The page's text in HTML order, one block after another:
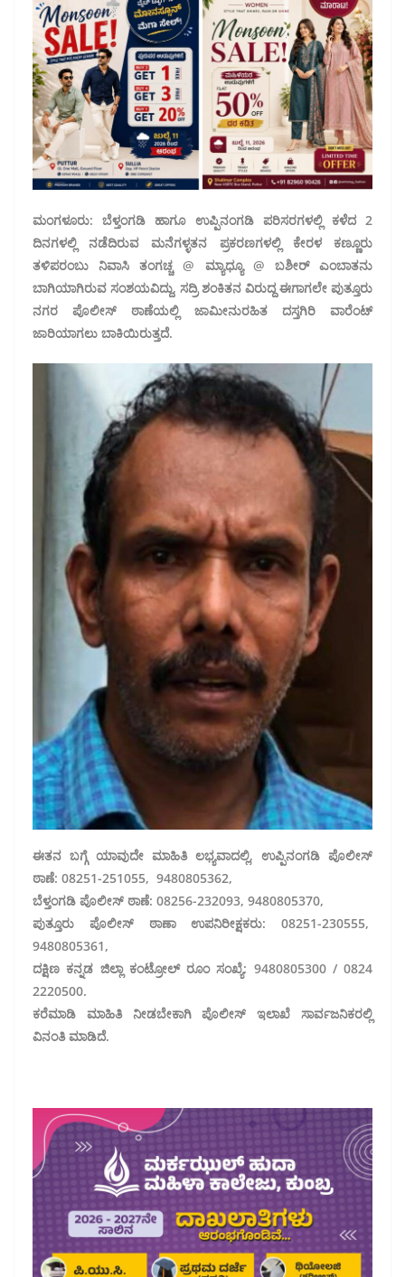
ಮಂಗಳೂರು: ಬೆಳ್ತಂಗಡಿ ಹಾಗೂ ಉಪ್ಪಿನಂಗಡಿ ಪರಿಸರಗಳಲ್ಲಿ ಕಳೆದ 2
ದಿನಗಳಲ್ಲಿ ನಡೆದಿರುವ ಮನೆಗಳ್ಳತನ ಪ್ರಕರಣಗಳಲ್ಲಿ ಕೇರಳ ಕಣ್ಣೂರು
ತಳಿಪರಂಬು ನಿವಾಸಿ ತಂಗಚ್ಚ @ ಮ್ಯಾಧ್ಯೂ @ ಬಶೀರ್ ಎಂಬಾತನು
ಬಾಗಿಯಾಗಿರುವ ಸಂಶಯವಿದ್ದು, ಸದ್ರಿ ಶಂಕಿತನ ವಿರುದ್ದ ಈಗಾಗಲೇ ಪುತ್ತೂರು
ನಗರ ಪೊಲೀಸ್‌ ಠಾಣೆಯಲ್ಲಿ ಜಾಮೀನುರಹಿತ ದಸ್ತಗಿರಿ ವಾರೆಂಟ್‌
ಜಾರಿಯಾಗಲು ಬಾಕಿಯಿರುತ್ತದೆ.
ಈತನ ಬಗ್ಗೆ ಯಾವುದೇ ಮಾಹಿತಿ ಲಭ್ಯವಾದಲ್ಲಿ, ಉಪ್ಪಿನಂಗಡಿ ಪೊಲೀಸ್
ಠಾಣೆ: 08251-251055, 9480805362,
ಬೆಳ್ತಂಗಡಿ ಪೊಲೀಸ್‌ ಠಾಣೆ: 08256-232093, 9480805370,
ಪುತ್ತೂರು ಪೊಲೀಸ್ ಠಾಣಾ ಉಪನಿರೀಕ್ಷಕರು: 08251-230555,
9480805361,
ದಕ್ಷಿಣ ಕನ್ನಡ ಜಿಲ್ಲಾ ಕಂಟ್ರೋಲ್ ರೂಂ ಸಂಖ್ಯೆ: 9480805300 / 0824
2220500.
ಕರೆಮಾಡಿ ಮಾಹಿತಿ ನೀಡಬೇಕಾಗಿ ಪೊಲೀಸ್ ಇಲಾಖೆ ಸಾರ್ವಜನಿಕರಲ್ಲಿ
ವಿನಂತಿ ಮಾಡಿದೆ.